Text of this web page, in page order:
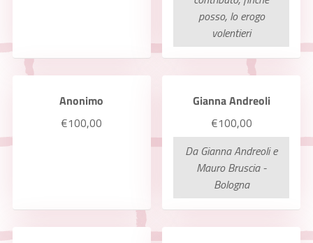
posso, lo erogo
volentieri
Anonimo
€100,00
Gianna Andreoli
€100,00
Da Gianna Andreoli e
Mauro Bruscia -
Bologna